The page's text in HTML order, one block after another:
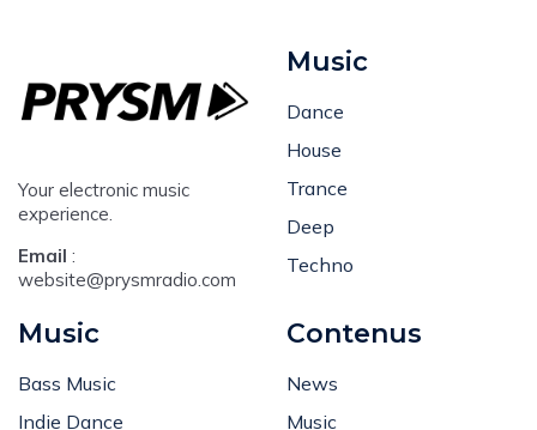
Your electronic music
experience.
Email :
website@prysmradio.com
Music
Dance
House
Trance
Deep
Techno
Music
Bass Music
Indie Dance
Contenus
News
Music